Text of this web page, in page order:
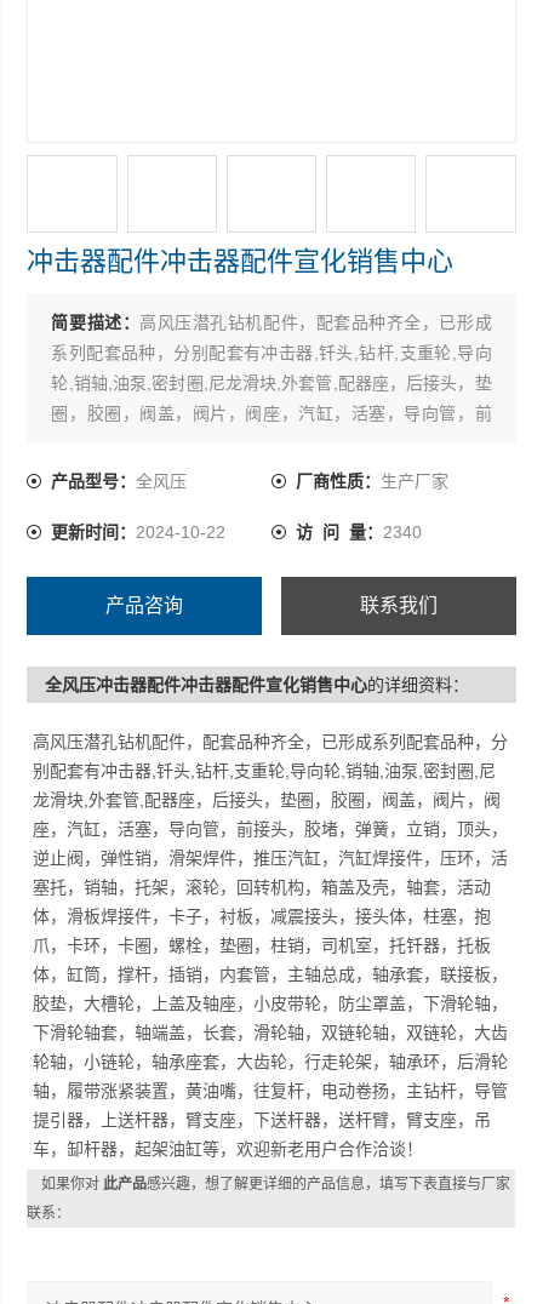
冲击器配件冲击器配件宣化销售中心
简要描述： 高风压潜孔钻机配件，配套品种齐全，已形成
系列配套品种，分别配套有冲击器,钎头,钻杆,支重轮,导向
轮,销轴,油泵,密封圈,尼龙滑块,外套管,配器座，后接头，垫
圈，胶圈，阀盖，阀片，阀座，汽缸，活塞，导向管，前
焊件，推压汽缸，汽缸焊接件，压环，活塞托，销轴，托
接件，卡子，衬板，减震接头，接头体，柱塞，抱爪，卡
体，缸筒，撑杆，插销，内套管，主轴总成，轴承套，联
链轮轴，双链轮，大齿轮轴，小链轮，轴承座套，大齿
嘴，往复杆，电动卷扬，主钻杆，导管提引器，上送杆
器，臂支座，下送杆器，送杆臂，臂支座，吊车，缷杆
器，起架油缸等，欢迎新老用户合作洽谈！
产品型号：全风压 厂商性质： 生产厂家
更新时间： 2024-10-22 访 问 量： 2340
产品咨询 联系我们
全风压冲击器配件冲击器配件宣化销售中心的详细资料：
高风压潜孔钻机配件，配套品种齐全，已形成系列配套品种，分
别配套有冲击器,钎头,钻杆,支重轮,导向轮,销轴,油泵,密封圈,尼
龙滑块,外套管,配器座，后接头，垫圈，胶圈，阀盖，阀片，阀
座，汽缸，活塞，导向管，前接头，胶堵，弹簧，立销，顶头，
逆止阀，弹性销，滑架焊件，推压汽缸，汽缸焊接件，压环，活
塞托，销轴，托架，滚轮，回转机构，箱盖及壳，轴套，活动
体，滑板焊接件，卡子，衬板，减震接头，接头体，柱塞，抱
爪，卡环，卡圈，螺栓，垫圈，柱销，司机室，托钎器，托板
体，缸筒，撑杆，插销，内套管，主轴总成，轴承套，联接板，
胶垫，大槽轮，上盖及轴座，小皮带轮，防尘罩盖，下滑轮轴，
下滑轮轴套，轴端盖，长套，滑轮轴，双链轮轴，双链轮，大齿
轮轴，小链轮，轴承座套，大齿轮，行走轮架，轴承环，后滑轮
轴，履带涨紧装置，黄油嘴，往复杆，电动卷扬，主钻杆，导管
提引器，上送杆器，臂支座，下送杆器，送杆臂，臂支座，吊
车，缷杆器，起架油缸等，欢迎新老用户合作洽谈！
如果你对此产品感兴趣，想了解更详细的产品信息，填写下表直接与厂家
联系：